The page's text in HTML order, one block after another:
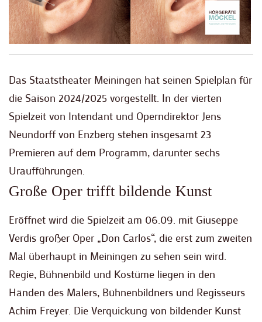
Das Staatstheater Meiningen hat seinen Spielplan für
die Saison 2024/2025 vorgestellt. In der vierten
Spielzeit von Intendant und Operndirektor Jens
Neundorff von Enzberg stehen insgesamt 23
Premieren auf dem Programm, darunter sechs
Uraufführungen.
Große Oper trifft bildende Kunst
Eröffnet wird die Spielzeit am 06.09. mit Giuseppe
Verdis großer Oper „Don Carlos“, die erst zum zweiten
Mal überhaupt in Meiningen zu sehen sein wird.
Regie, Bühnenbild und Kostüme liegen in den
Händen des Malers, Bühnenbildners und Regisseurs
Achim Freyer. Die Verquickung von bildender Kunst